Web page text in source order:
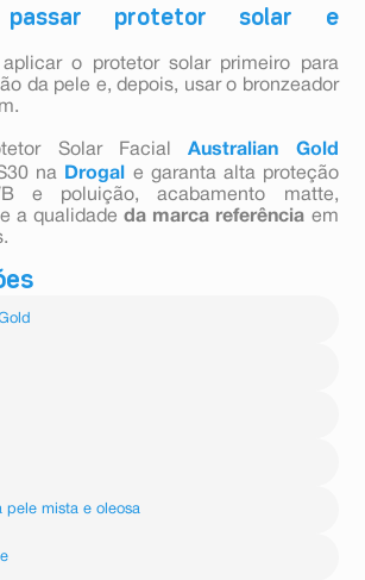
protetor solar e
o protetor solar primeiro para
da pele e, depois, usar o bronzeador
Solar FacialAustralian Gold
na
Drogal
e garanta alta proteção
e poluição, acabamento matte,
a qualidadeda marca referência em
pele mista e oleosa